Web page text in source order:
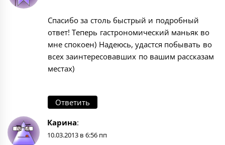
Спасибо за столь быстрый и подробный
ответ! Теперь гастрономический маньяк во
мне спокоен) Надеюсь, удастся побывать во
всех заинтересовавших по вашим рассказам
местах)
Ответить
Карина:
10.03.2013 в 6:56 пп